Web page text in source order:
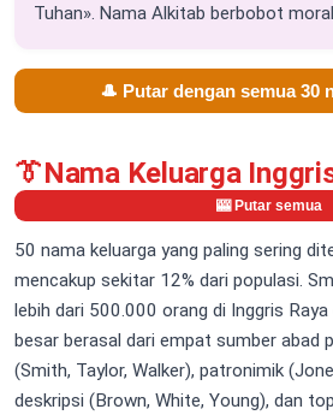
Tuhan». Nama Alkitab berbobot
🎩 Putar dengan semua 30
👔Nama Keluarga
🎰 Putar semua
50 nama keluarga yang paling sering
mencakup sekitar 12% dari populasi.
lebih dari 500.000 orang di Inggris Raya
besar berasal dari empat sumber abad
(Smith, Taylor, Walker), patronimik
deskripsi (Brown, White, Young), dan